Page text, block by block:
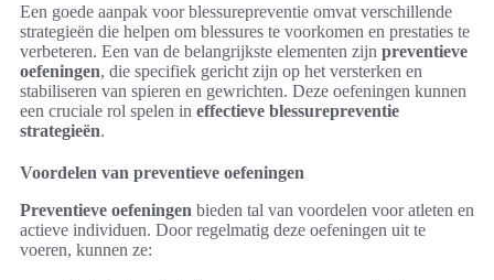
Een goede aanpak voor blessurepreventie omvat verschillende
strategieën die helpen om blessures te voorkomen en prestaties te
verbeteren. Een van de belangrijkste elementen zijn preventieve
oefeningen, die specifiek gericht zijn op het versterken en
stabiliseren van spieren en gewrichten. Deze oefeningen kunnen
een cruciale rol spelen in effectieve blessurepreventie
strategieën.
Voordelen van preventieve oefeningen
Preventieve oefeningen bieden tal van voordelen voor atleten en
actieve individuen. Door regelmatig deze oefeningen uit te
voeren, kunnen ze: